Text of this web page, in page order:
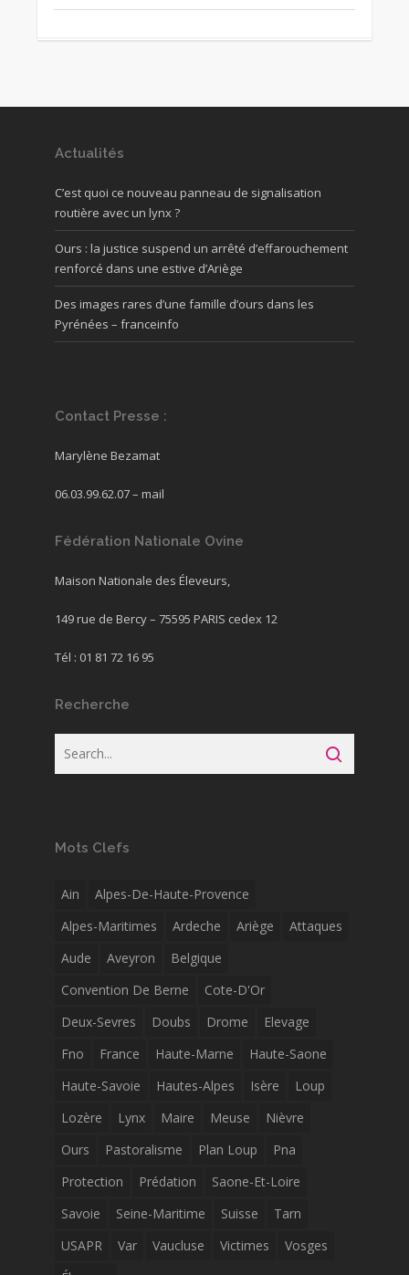
Actualités
C’est quoi ce nouveau panneau de signalisation
routière avec un lynx ?
Ours : la justice suspend un arrêté d’effarouchement
renforcé dans une estive d’Ariège
Des images rares d’une famille d’ours dans les
Pyrénées – franceinfo
Contact Presse :
Marylène Bezamat
06.03.99.62.07 – mail
Fédération Nationale Ovine
Maison Nationale des Éleveurs,
149 rue de Bercy – 75595 PARIS cedex 12
Tél : 01 81 72 16 95
Recherche
Mots Clefs
Ain
Alpes-De-Haute-Provence
Alpes-Maritimes
Ardeche Ariège
Attaques
Aude
Aveyron
Belgique
Convention De Berne
Cote-D'Or
Deux-Sevres
Doubs Drome
Elevage
Fno
France Haute-Marne
Haute-Saone
Haute-Savoie
Hautes-Alpes Isère
Loup
Lozère
Lynx Maire Meuse
Nièvre
Ours
Pastoralisme Plan Loup
Pna
Protection
Prédation
Saone-Et-Loire
Savoie
Seine-Maritime Suisse
Tarn
USAPR
Var Vaucluse Victimes
Vosges